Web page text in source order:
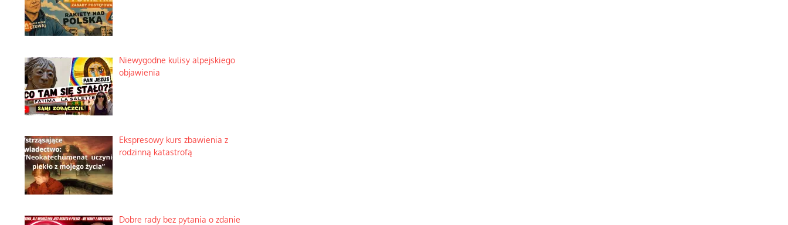
Niewygodne kulisy alpejskiego
objawienia
Ekspresowy kurs zbawienia z
rodzinną katastrofą
Dobre rady bez pytania o zdanie